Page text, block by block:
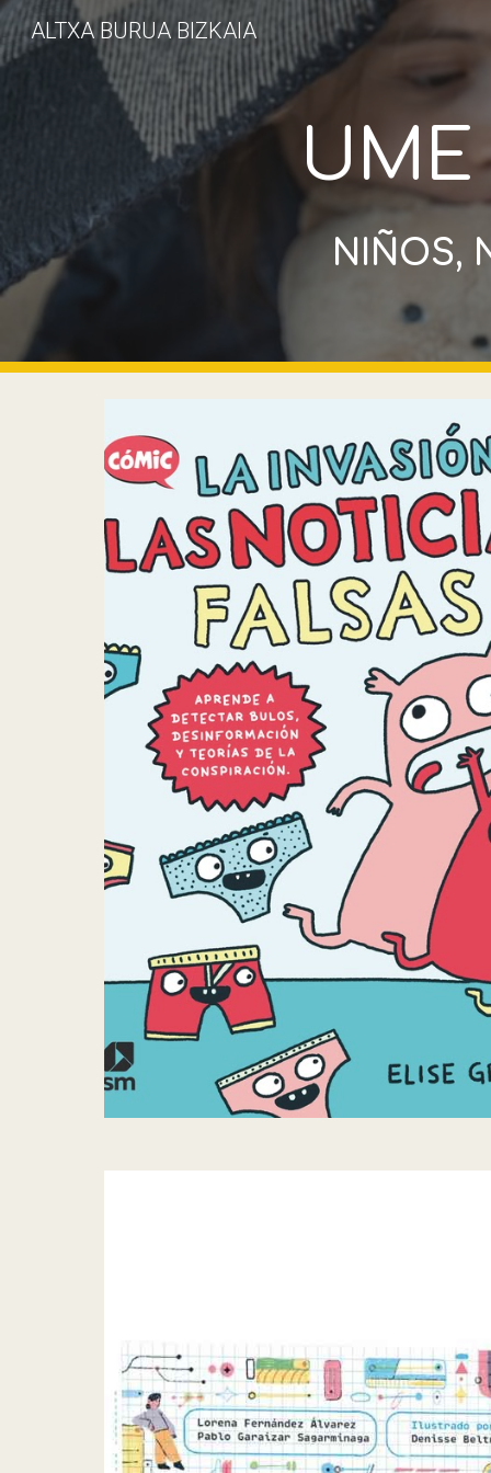
ALTXA BURUA BIZKAIA
NIÑOS,